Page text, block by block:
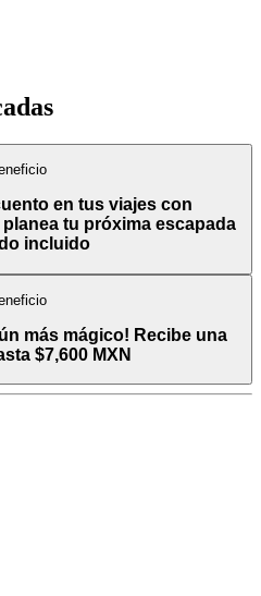
en tus viajes con
tu próxima escapada
incluido
más mágico! Recibe una
$7,600 MXN